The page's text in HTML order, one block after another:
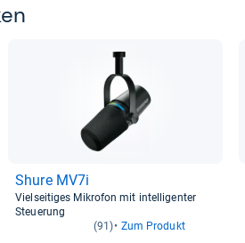
Shure MV7i
Vielseitiges Mikrofon mit intelligenter
Steuerung
(91)
Zum Produkt